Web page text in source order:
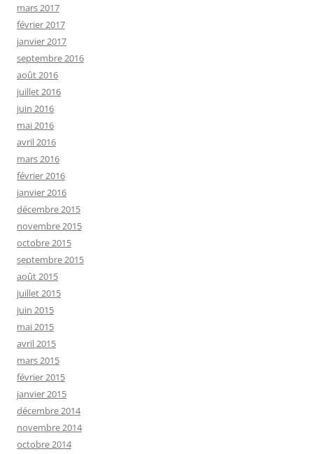
mars 2017
février 2017
janvier 2017
septembre 2016
août 2016
juillet 2016
juin 2016
mai 2016
avril 2016
mars 2016
février 2016
janvier 2016
décembre 2015
novembre 2015
octobre 2015
septembre 2015
août 2015
juillet 2015
juin 2015
mai 2015
avril 2015
mars 2015
février 2015
janvier 2015
décembre 2014
novembre 2014
octobre 2014